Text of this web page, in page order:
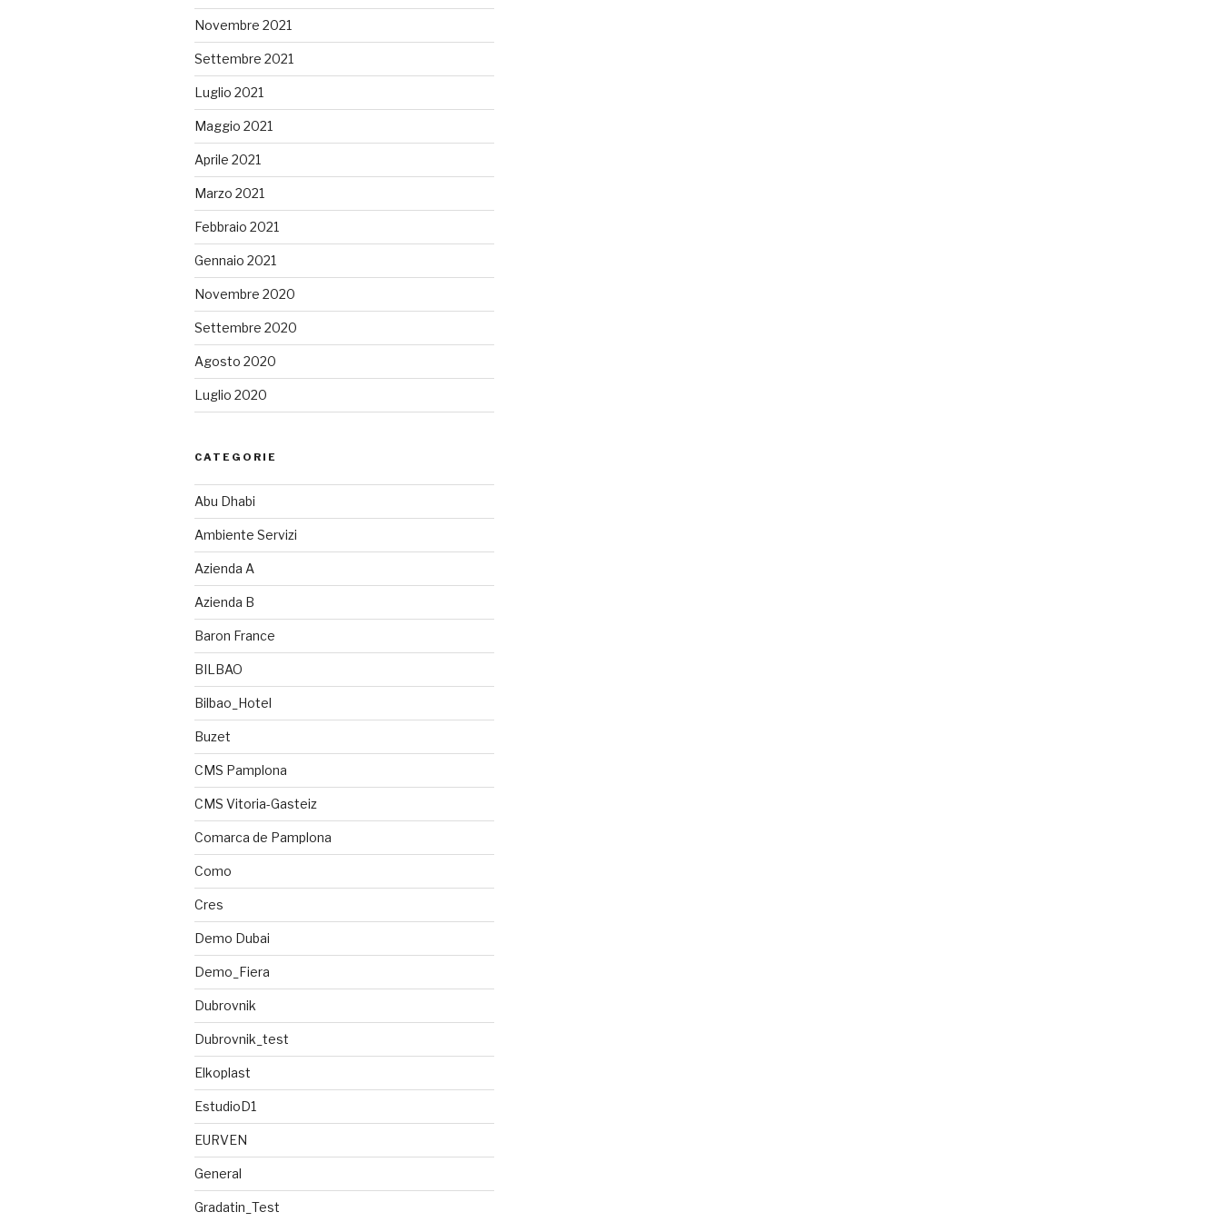
Novembre 2021
Settembre 2021
Luglio 2021
Maggio 2021
Aprile 2021
Marzo 2021
Febbraio 2021
Gennaio 2021
Novembre 2020
Settembre 2020
Agosto 2020
Luglio 2020
CATEGORIE
Abu Dhabi
Ambiente Servizi
Azienda A
Azienda B
Baron France
BILBAO
Bilbao_Hotel
Buzet
CMS Pamplona
CMS Vitoria-Gasteiz
Comarca de Pamplona
Como
Cres
Demo Dubai
Demo_Fiera
Dubrovnik
Dubrovnik_test
Elkoplast
EstudioD1
EURVEN
General
Gradatin_Test